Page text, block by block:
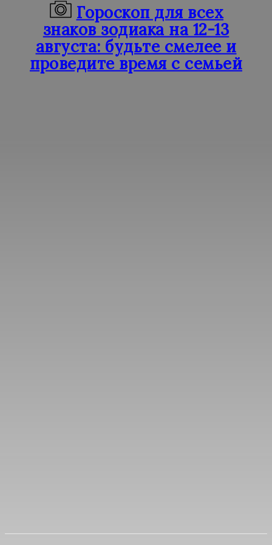
Гороскоп для всех
знаков зодиака на 12-13
августа: будьте смелее и
проведите время с семьей